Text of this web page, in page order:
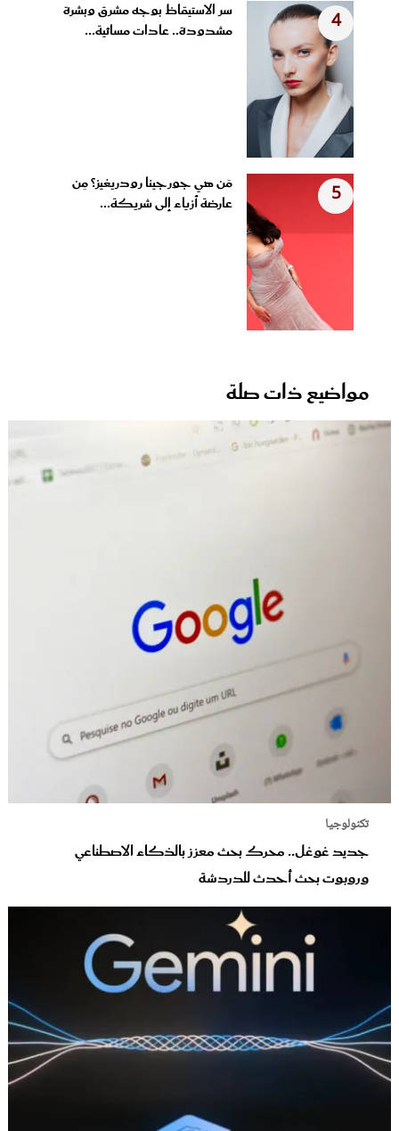
4
سر الاستيقاظ بوجه مشرق وبشرة
مشدودة.. عادات مسائية...
5
مَن هي جورجينا رودريغيز؟ مِن
عارضة أزياء إلى شريكة...
مواضيع ذات صلة
تكنولوجيا
جديد غوغل.. محرك بحث معزز بالذكاء الاصطناعي
وروبوت بحث أحدث للدردشة